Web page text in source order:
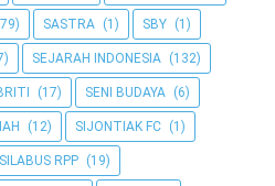
SASTRA (1) SBY (1)
SEJARAH INDONESIA (132)
(17) SENI BUDAYA (6)
(12) SIJONTIAK FC (1)
SILABUS RPP (19)